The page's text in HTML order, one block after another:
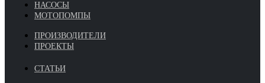
НАСОСЫ
МОТОПОМПЫ
ПРОИЗВОДИТЕЛИ
ПРОЕКТЫ
СТАТЬИ